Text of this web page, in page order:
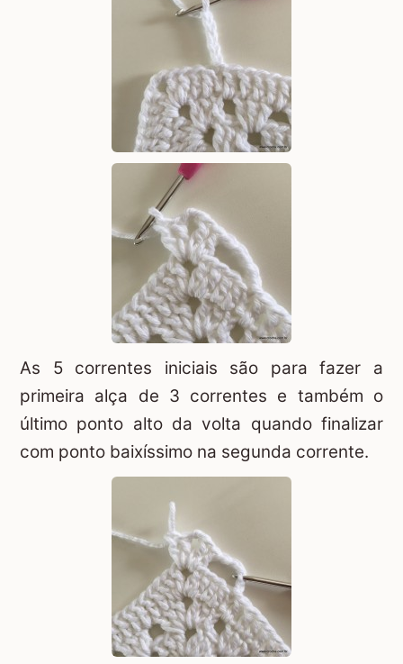
As 5 correntes iniciais são para fazer a
primeira alça de 3 correntes e também o
último ponto alto da volta quando finalizar
com ponto baixíssimo na segunda corrente.